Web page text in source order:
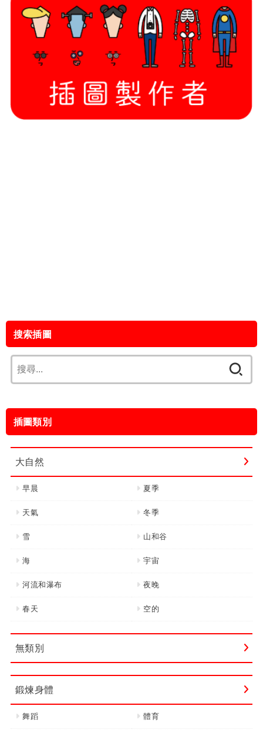
搜索插圖
尋
字:
插圖類別
大自然
早晨 夏季
天氣 冬季
雪 山和谷
海 宇宙
河流和瀑布 夜晚
春天 空的
無類別
鍛煉身體
舞蹈 體育